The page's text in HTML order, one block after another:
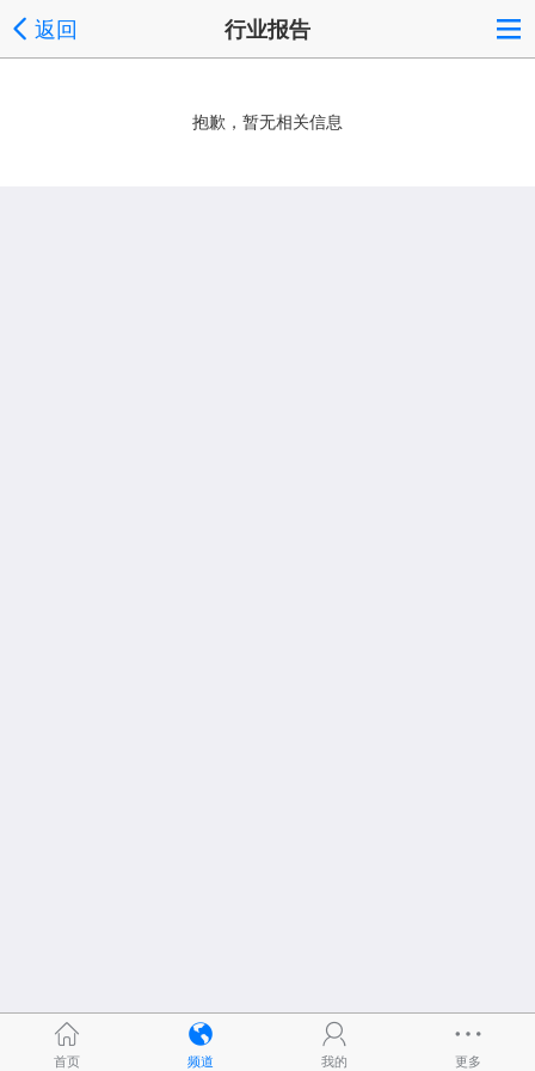
返回 行业报告
抱歉，暂无相关信息
首页 频道 我的 更多